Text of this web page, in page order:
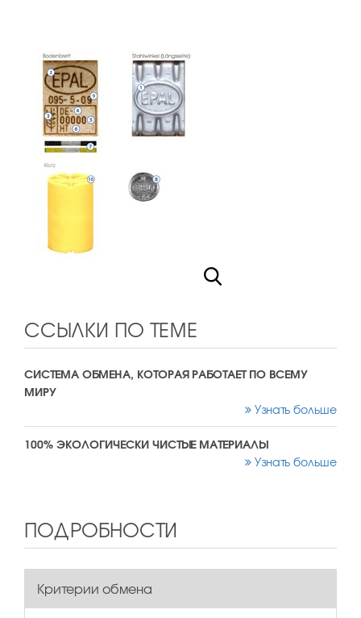
ССЫЛКИ ПО ТЕМЕ
СИСТЕМА ОБМЕНА, КОТОРАЯ РАБОТАЕТ ПО ВСЕМУ
МИРУ
Узнать больше
100% ЭКОЛОГИЧЕСКИ ЧИСТЫЕ МАТЕРИАЛЫ
Узнать больше
ПОДРОБНОСТИ
Критерии обмена